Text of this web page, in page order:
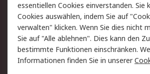
AGB
Cookie-Richtlinie
Copyright/Impressum
essentiellen Cookies einverstanden. Sie
Cookies auswählen, indem Sie auf
verwalten" klicken. Wenn Sie dies nicht
Sie auf "Alle ablehnen". Dies kann den
bestimmte Funktionen einschränken.
Informationen finden Sie in unserer